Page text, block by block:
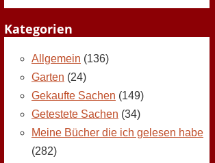
Kategorien
Allgemein (136)
Garten (24)
Gekaufte Sachen (149)
Getestete Sachen (34)
Meine Bücher die ich gelesen habe
(282)